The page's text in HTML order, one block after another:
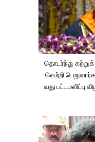
தொடர்ந்து
வெற்றி
வது பட்டமளிப்பு